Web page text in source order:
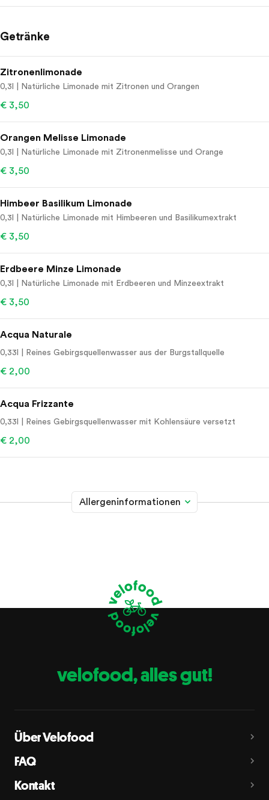
Getränke
Zitronenlimonade
0,3l | Natürliche Limonade mit Zitronen und Orangen
€ 3,50
Orangen Melisse Limonade
0,3l | Natürliche Limonade mit Zitronenmelisse und Orange
€ 3,50
Himbeer Basilikum Limonade
0,3l | Natürliche Limonade mit Himbeeren und Basilikumextrakt
€ 3,50
Erdbeere Minze Limonade
0,3l | Natürliche Limonade mit Erdbeeren und Minzeextrakt
€ 3,50
Acqua Naturale
0,33l | Reines Gebirgsquellenwasser aus der Burgstallquelle
€ 2,00
Acqua Frizzante
0,33l | Reines Gebirgsquellenwasser mit Kohlensäure versetzt
€ 2,00
Allergeninformationen
C Eier
Paranüsse, Pistazien, Macadamianüsse
velofood, alles gut!
Über Velofood
FAQ
Kontakt